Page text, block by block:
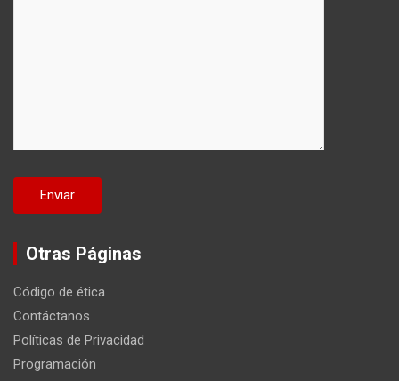
Otras Páginas
Código de ética
Contáctanos
Políticas de Privacidad
Programación